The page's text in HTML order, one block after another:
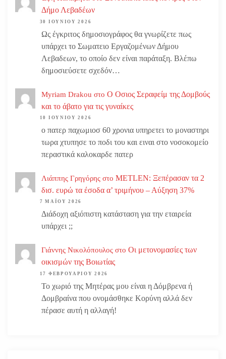
Δήμο Λεβαδέων
30 ΙΟΥΝΊΟΥ 2026
Ως έγκριτος δημοσιογράφος θα γνωρίζετε πως
υπάρχει το Σωματειο Εργαζομένων Δήμου
Λεβαδεων, το οποίο δεν είναι παράταξη. Βλέπω
δημοσιεύσετε σχεδόν…
Myriam Drakou στο Ο Οσιος Σεραφείμ της Δομβούς
και το άβατο για τις γυναίκες
10 ΙΟΥΝΊΟΥ 2026
ο πατερ παχωμιοσ 60 χρονια υπηρετει το μοναστηρι
τωρα χτυπησε το ποδι του και ειναι στο νοσοκομείο
περαστικά καλοκαρδε πατερ
Λιάππης Γρηγόρης στο METLEN: Ξεπέρασαν τα 2
δισ. ευρώ τα έσοδα α’ τριμήνου – Αύξηση 37%
7 ΜΑΪ́ΟΥ 2026
Διάδοχη αξιόπιστη κατάσταση για την εταιρεία
υπάρχει ;;
Γιάννης Νικολόπουλος στο Οι μετονομασίες των
οικισμών της Βοιωτίας
17 ΦΕΒΡΟΥΑΡΊΟΥ 2026
Το χωριό της Μητέρας μου είναι η Δόμβρενα ή
Δομβραίνα που ονομάσθηκε Κορύνη αλλά δεν
πέρασε αυτή η αλλαγή!